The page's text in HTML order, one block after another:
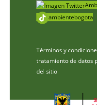
ambientebogota
Términos y
tratamiento de datos
del sitio